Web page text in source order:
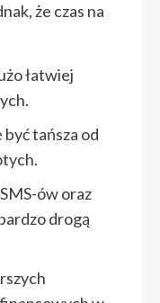
że czas na
łatwiej
tańsza od
ów oraz
drogą